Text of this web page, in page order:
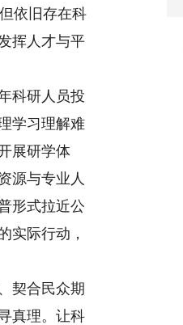
依旧存在科
挥人才与平
科研人员投
学习理解难
展研学体
源与专业人
形式拉近公
实际行动，
契合民众期
真理。让科